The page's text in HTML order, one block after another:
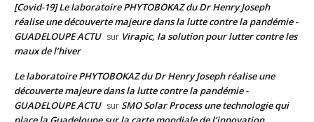
[Covid-19] Le laboratoire PHYTOBOKAZ du Dr Henry Joseph
réalise une découverte majeure dans la lutte contre la pandémie -
GUADELOUPE ACTU sur Virapic, la solution pour lutter contre les
maux de l’hiver
Le laboratoire PHYTOBOKAZ du Dr Henry Joseph réalise une
découverte majeure dans la lutte contre la pandémie -
GUADELOUPE ACTU surSMO Solar Process une technologie qui